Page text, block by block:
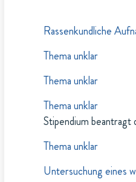
Rassenkundliche
Thema unklar
Thema unklar
Thema unklar
Stipendium beantragt
Thema unklar
Untersuchung eines